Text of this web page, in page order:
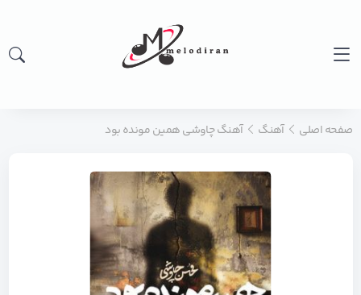
صفحه اصلی آهنگ آهنگ چاوشی همین مونده بود